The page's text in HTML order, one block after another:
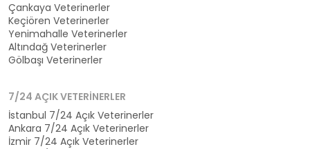
Çankaya Veterinerler
Keçiören Veterinerler
Yenimahalle Veterinerler
Altındağ Veterinerler
Gölbaşı Veterinerler
7/24 AÇIK VETERINERLER
İstanbul 7/24 Açık Veterinerler
Ankara 7/24 Açık Veterinerler
İzmir 7/24 Açık Veterinerler